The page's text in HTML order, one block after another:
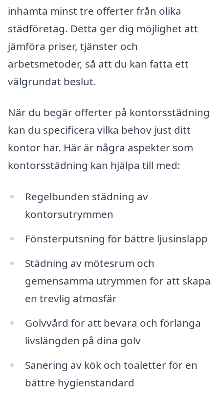
inhämta minst tre offerter från olika
städföretag. Detta ger dig möjlighet att
jämföra priser, tjänster och
arbetsmetoder, så att du kan fatta ett
välgrundat beslut.
När du begär offerter på kontorsstädning
kan du specificera vilka behov just ditt
kontor har. Här är några aspekter som
kontorsstädning kan hjälpa till med:
Regelbunden städning av
kontorsutrymmen
Fönsterputsning för bättre ljusinsläpp
Städning av mötesrum och
gemensamma utrymmen för att skapa
en trevlig atmosfär
Golvvård för att bevara och förlänga
livslängden på dina golv
Sanering av kök och toaletter för en
bättre hygienstandard